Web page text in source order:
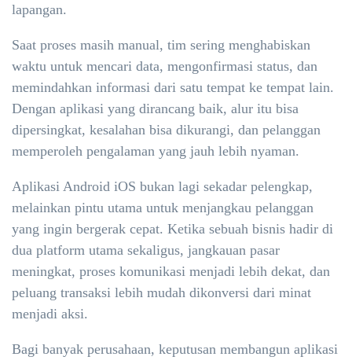
lapangan.
Saat proses masih manual, tim sering menghabiskan
waktu untuk mencari data, mengonfirmasi status, dan
memindahkan informasi dari satu tempat ke tempat lain.
Dengan aplikasi yang dirancang baik, alur itu bisa
dipersingkat, kesalahan bisa dikurangi, dan pelanggan
memperoleh pengalaman yang jauh lebih nyaman.
Aplikasi Android iOS bukan lagi sekadar pelengkap,
melainkan pintu utama untuk menjangkau pelanggan
yang ingin bergerak cepat. Ketika sebuah bisnis hadir di
dua platform utama sekaligus, jangkauan pasar
meningkat, proses komunikasi menjadi lebih dekat, dan
peluang transaksi lebih mudah dikonversi dari minat
menjadi aksi.
Bagi banyak perusahaan, keputusan membangun aplikasi